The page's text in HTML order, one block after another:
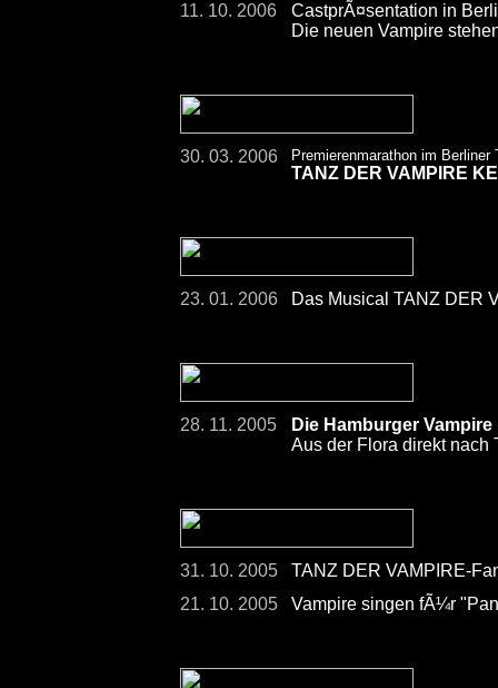
11. 10. 2006
CastprÃ¤sentation in
Die neuen Vampire
30. 03. 2006 Premierenmarathon im
TANZ DER VAMPIRE
23. 01. 2006 Das Musical TANZ DER
28. 11. 2005
Die Hamburger
Aus der Flora direkt nach
31. 10. 2005
TANZ DER VAMPIRE-
21. 10. 2005
Vampire singen fÃ¼r